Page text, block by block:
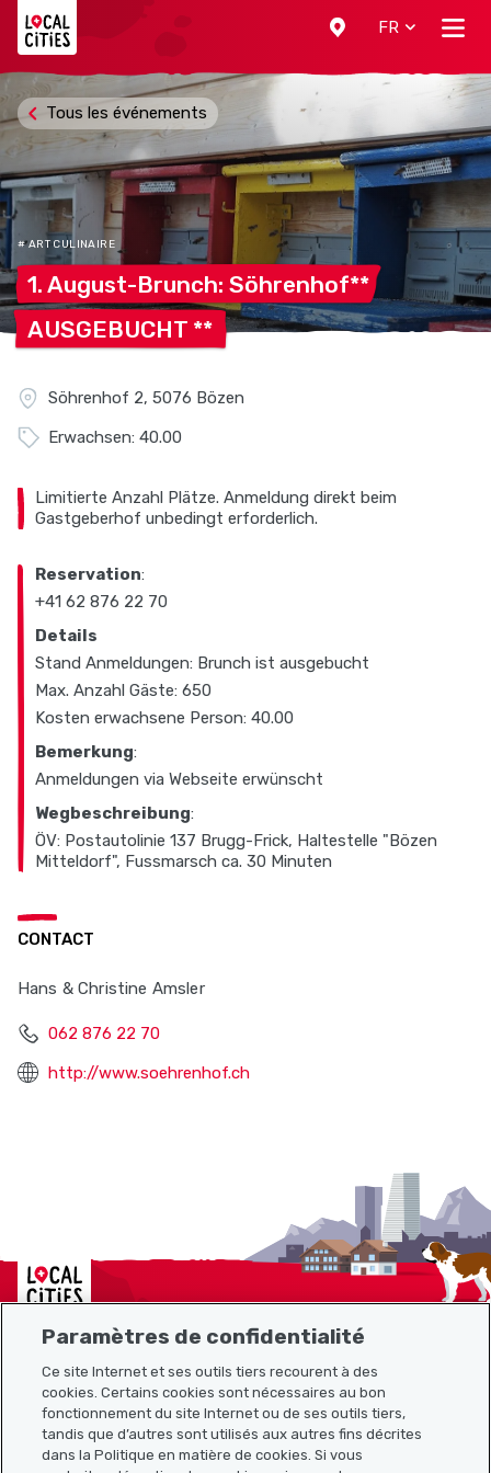
FR
Tous les événements
# ART CULINAIRE
1. August-Brunch: Söhrenhof**
AUSGEBUCHT **
Söhrenhof 2, 5076 Bözen
Erwachsen: 40.00
Limitierte Anzahl Plätze. Anmeldung direkt beim
Gastgeberhof unbedingt erforderlich.
Reservation:
+41 62 876 22 70
Details
Stand Anmeldungen: Brunch ist ausgebucht
Max. Anzahl Gäste: 650
Kosten erwachsene Person: 40.00
Bemerkung:
Anmeldungen via Webseite erwünscht
Wegbeschreibung:
ÖV: Postautolinie 137 Brugg-Frick, Haltestelle "Bözen
Mitteldorf", Fussmarsch ca. 30 Minuten
CONTACT
Hans & Christine Amsler
062 876 22 70
http://www.soehrenhof.ch
Localcities
Plan du site
Liens utiles
Paramètres de confidentialité
Ce site Internet et ses outils tiers recourent à des
cookies. Certains cookies sont nécessaires au bon
fonctionnement du site Internet ou de ses outils tiers,
tandis que d’autres sont utilisés aux autres fins décrites
dans la Politique en matière de cookies. Si vous